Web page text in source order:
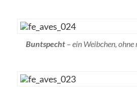
Buntspecht – ein Weibchen,